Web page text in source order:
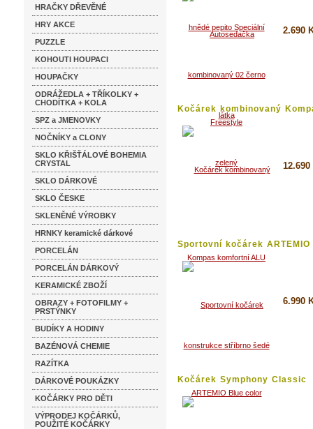
HRAČKY DŘEVĚNÉ
HRY AKCE
PUZZLE
KOHOUTI HOUPACI
HOUPAČKY
ODRÁŽEDLA + TŘÍKOLKY +
CHODÍTKA + KOLA
SPZ a JMENOVKY
NOČNÍKY a CLONY
SKLO KŘIŠŤÁLOVÉ BOHEMIA
CRYSTAL
SKLO DÁRKOVÉ
SKLO ČESKE
SKLENĚNÉ VÝROBKY
HRNKY keramické dárkové
PORCELÁN
PORCELÁN DÁRKOVÝ
KERAMICKÉ ZBOŽÍ
OBRAZY + FOTOFILMY +
PRSTÝNKY
BUDÍKY A HODINY
BAZÉNOVÁ CHEMIE
RAZÍTKA
DÁRKOVÉ POUKÁZKY
KOČÁRKY PRO DĚTI
VÝPRODEJ KOČÁRKŮ,
POUŽITÉ KOČÁRKY
2.690
Kočárek kombinovaný
12.690
Sportovní kočárek ARTEMIO
Blue...
6.990
Kočárek Symphony Classic
luxusní...